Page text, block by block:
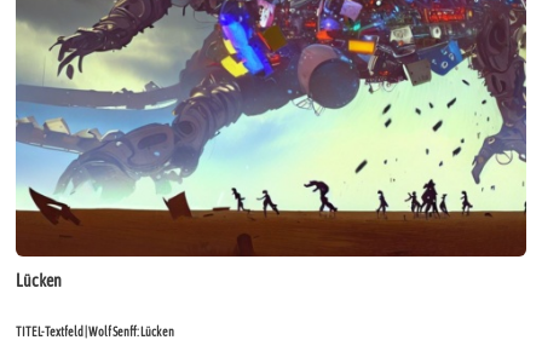
Lücken
TITEL-Textfeld | Wolf Senff: Lücken